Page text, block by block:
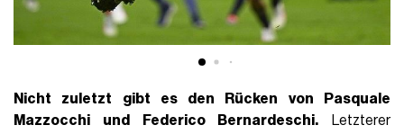
Nicht zuletzt gibt es den Rücken von Pasquale
Mazzocchi und Federico Bernardeschi. Letzterer